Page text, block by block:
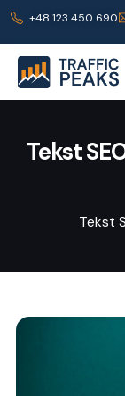
+48 123 450 690
Tekst
Tekst